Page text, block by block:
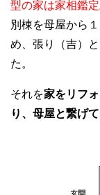
型の家は家相鑑
別棟を母屋から
め、張り（吉）
た。
それを家をリフ
り、母屋と繋げ